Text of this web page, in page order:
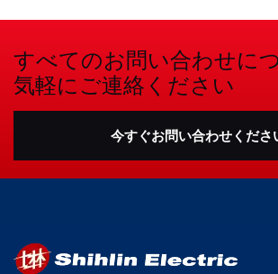
すべてのお問い合わせに
気軽にご連絡ください
今すぐお問い合わせくださ